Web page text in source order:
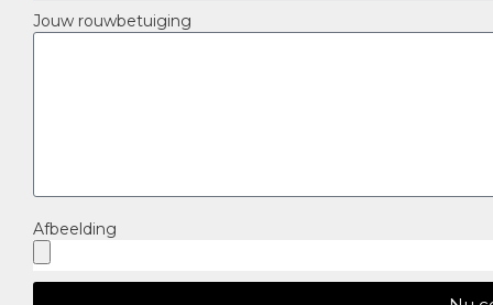
Jouw rouwbetuiging
Afbeelding